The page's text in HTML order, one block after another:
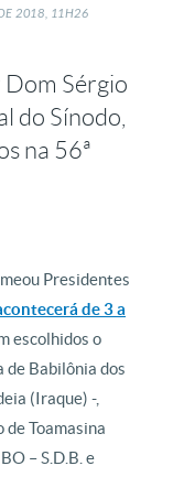
2018, 11H26
Sérgio
do Sínodo,
na 56ª
Presidentes
de 3 a
escolhidos o
de Babilônia dos
(Iraque) -,
Toamasina
– S.D.B. e